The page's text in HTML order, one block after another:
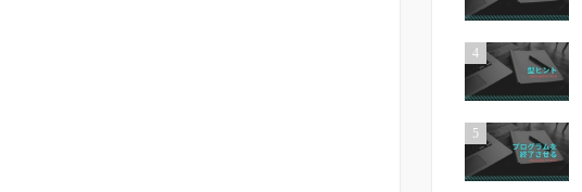
4
5